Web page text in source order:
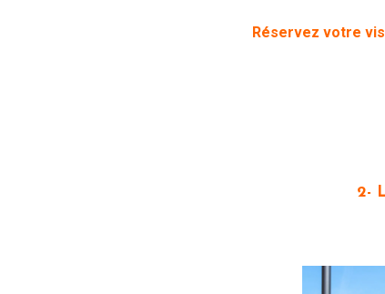
Réservez votre
2-